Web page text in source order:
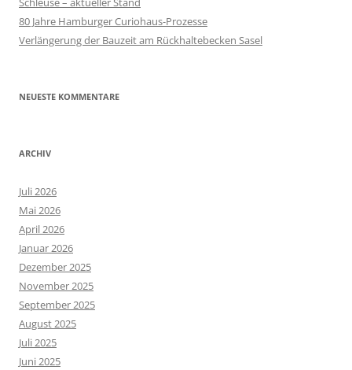
80 Jahre Hamburger Curiohaus-Prozesse
Verlängerung der Bauzeit am Rückhaltebecken Sasel
NEUESTE KOMMENTARE
ARCHIV
Juli 2026
Mai 2026
April 2026
Januar 2026
Dezember 2025
November 2025
September 2025
August 2025
Juli 2025
Juni 2025